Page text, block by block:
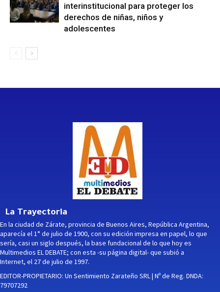
interinstitucional para proteger los
derechos de niñas, niños y
adolescentes
La Trayectoria
En la ciudad de Zárate, provincia de Buenos Aires, República Argentina,
aparecía el 1° de julio de 1900, con su edición impresa en papel, lo que
sería, casi un siglo después, la base fundacional de lo que hoy es
Multimedios EL DEBATE; con esta -su página digital- que subió a
Internet, el 27 de julio de 1997.
EDITOR-PROPIETARIO: Un Sentimiento Zarateño SRL | Nº de Reg. DNDA:
79707292